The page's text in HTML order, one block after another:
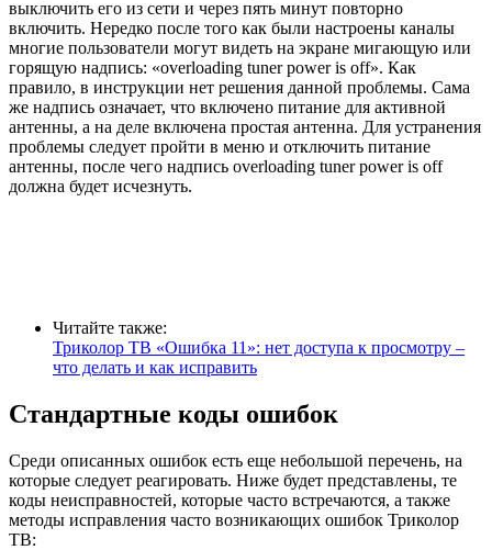
выключить его из сети и через пять минут повторно
включить. Нередко после того как были настроены каналы
многие пользователи могут видеть на экране мигающую или
горящую надпись: «overloading tuner power is off». Как
правило, в инструкции нет решения данной проблемы. Сама
же надпись означает, что включено питание для активной
антенны, а на деле включена простая антенна. Для устранения
проблемы следует пройти в меню и отключить питание
антенны, после чего надпись overloading tuner power is off
должна будет исчезнуть.
Читайте также:
Триколор ТВ «Ошибка 11»: нет доступа к просмотру –
что делать и как исправить
Стандартные коды ошибок
Среди описанных ошибок есть еще небольшой перечень, на
которые следует реагировать. Ниже будет представлены, те
коды неисправностей, которые часто встречаются, а также
методы исправления часто возникающих ошибок Триколор
ТВ: